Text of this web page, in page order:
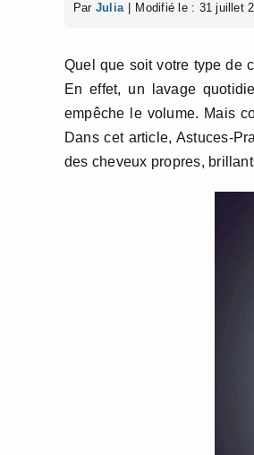
Par Julia Modifié le : 31 juillet
Quel que soit votre type de
En effet, un lavage
empêche le volume. Mais
Dans cet article, Astuces-
des cheveux propres,